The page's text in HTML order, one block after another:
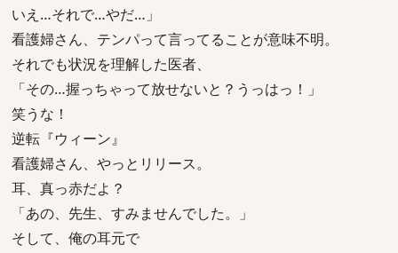
いえ…それで…やだ…」
看護婦さん、テンパって言ってることが意味不明。
それでも状況を理解した医者、
「その…握っちゃって放せないと？うっはっ！」
笑うな！
逆転『ウィーン』
看護婦さん、やっとリリース。
耳、真っ赤だよ？
「あの、先生、すみませんでした。」
そして、俺の耳元で